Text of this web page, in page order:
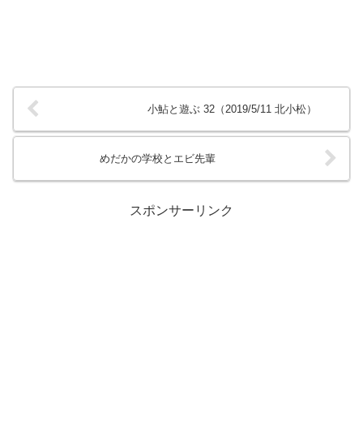
小鮎と遊ぶ 32（2019/5/11 北小松）
めだかの学校とエビ先輩
スポンサーリンク